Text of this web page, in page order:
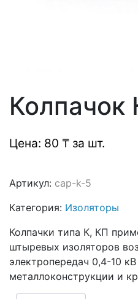
Колпачок
Цена: 80 ₸ за шт.
Артикул: cap-k-5
Категория: Изоляторы
Колпачки типа К, КП
штыревых изоляторов
электропередач 0,4-10
металлоконструкции и